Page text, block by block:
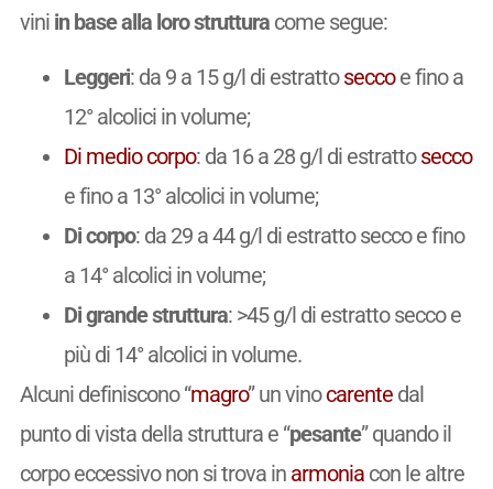
vini in base alla loro strutturacome segue:
Leggeri: da 9 a 15 g/l di estrattoseccoe fino a
12° alcolici in volume;
Di medio corpo: da 16 a 28 g/l di estrattosecco
e fino a 13° alcolici in volume;
Di corpo: da 29 a 44 g/l di estratto secco e fino
a 14° alcolici in volume;
Di grande struttura: >45 g/l di estratto secco e
più di 14° alcolici in volume.
Alcuni definiscono “magro” un vinocarentedal
punto di vista della struttura e “pesante” quando il
corpo eccessivo non si trova in armoniacon le altre